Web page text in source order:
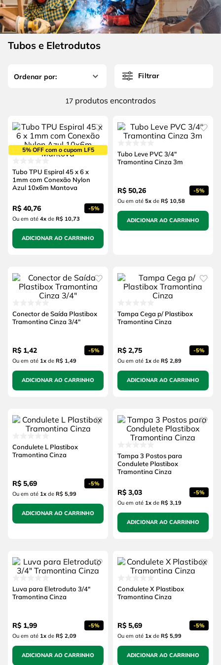
Tubos e Eletrodutos
Filtrar
17 produtos
5% OFF com o cupom LF5
Tubo TPU Espiral 45 x 6 x
1mm com Conexão Nylon
Azul 10x6m Mantova
R$ 40,76 -5%
Ou em até 4xde R$ 10,73
ADICIONAR AO CARRINHO
Tubo Leve PVC 3/4"
Tramontina Cinza 3m
R$ 50,26 -5%
Ou em até 5xde R$ 10,58
ADICIONAR AO CARRINHO
Conector de Saída Plastibox
Tramontina Cinza 3/4"
R$ 1,42 -5%
Ou em até 1xde R$ 1,49
ADICIONAR AO CARRINHO
Tampa Cega p/ Plastibox
Tramontina Cinza
R$ 2,75 -5%
Ou em até 1xde R$ 2,89
ADICIONAR AO CARRINHO
Condulete L Plastibox
Tramontina Cinza
R$ 5,69 -5%
Ou em até 1xde R$ 5,99
ADICIONAR AO CARRINHO
Tampa 3 Postos para
Condulete Plastibox
Tramontina Cinza
R$ 3,03 -5%
Ou em até 1xde R$ 3,19
ADICIONAR AO CARRINHO
Luva para Eletroduto 3/4"
Tramontina Cinza
R$ 1,99 -5%
Ou em até 1xde R$ 2,09
ADICIONAR AO CARRINHO
Condulete X Plastibox
Tramontina Cinza
R$ 5,69 -5%
Ou em até 1xde R$ 5,99
ADICIONAR AO CARRINHO
6º fio
7º chave impacto
8º disco corte
serra copo
4 º escada
5º serra circular
º fio
disco corte